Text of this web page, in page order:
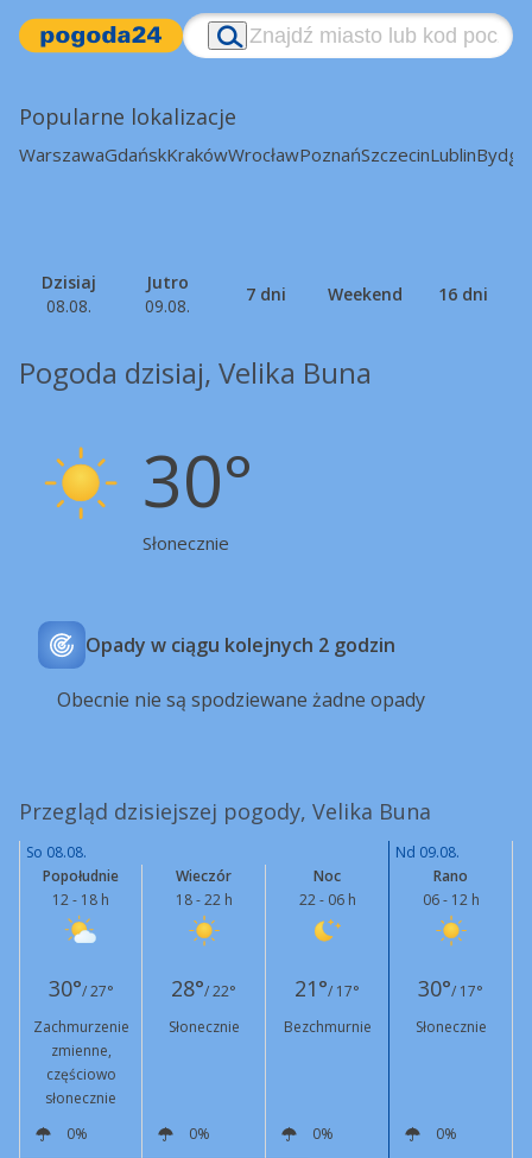
Popularne lokalizacje
WarszawaGdańskKrakówWrocławPoznańSzczecinLublin
Dzisiaj
08.08.
Jutro
09.08.
7 dni Weekend 16 dni
Pogoda dzisiaj, Velika Buna
30°
Słonecznie
Opady w ciągu kolejnych 2 godzin
Obecnie nie są spodziewane żadne opady
Przegląd dzisiejszej pogody, Velika Buna
So 08.08.
Nd 09.08.
Popołudnie
12 - 18 h
Wieczór
18 - 22 h
Noc
22 - 06 h
Rano
06 - 12 h
30°/ 27° 28°/ 22° 21°/ 17° 30°/ 17°
Zachmurzenie
zmienne,
częściowo
słonecznie
Słonecznie Bezchmurnie Słonecznie
0% 0% 0%
0%